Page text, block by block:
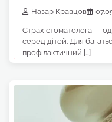
Назар Кравцов
Страх стоматолога —
серед дітей. Для
профілактичний […]